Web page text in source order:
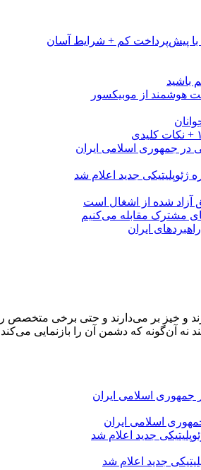
پیش‌پرداخت کم + شرایط آسان
در جمهوری اسلامی ایران
ژئوپلیتیکی جدید اعلام شد
آزاد شده از اشغال است
مشترک مقابله می‌کنیم
ایران
و خیز بر می‌دارند و حتی برخی
نه آن‌گونه که دشمن آن را بازنمایی
اسلامی ایران
جدید اعلام شد